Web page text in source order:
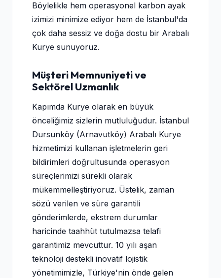
Böylelikle hem operasyonel karbon ayak
izimizi minimize ediyor hem de İstanbul'da
çok daha sessiz ve doğa dostu bir Arabalı
Kurye sunuyoruz.
Müşteri Memnuniyeti ve
Sektörel Uzmanlık
Kapımda Kurye olarak en büyük
önceliğimiz sizlerin mutluluğudur. İstanbul
Dursunköy (Arnavutköy) Arabalı Kurye
hizmetimizi kullanan işletmelerin geri
bildirimleri doğrultusunda operasyon
süreçlerimizi sürekli olarak
mükemmelleştiriyoruz. Üstelik, zaman
sözü verilen ve süre garantili
gönderimlerde, ekstrem durumlar
haricinde taahhüt tutulmazsa telafi
garantimiz mevcuttur. 10 yılı aşan
teknoloji destekli inovatif lojistik
yönetimimizle, Türkiye'nin önde gelen